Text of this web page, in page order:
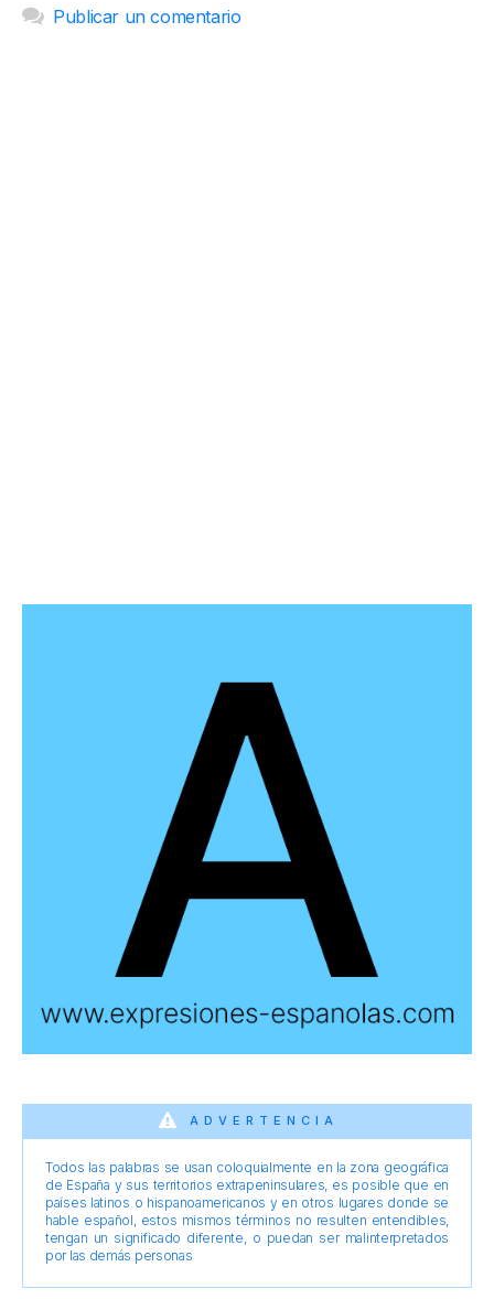
Publicar un comentario
ADVERTENCIA
Todos las palabras se usan coloquialmente en la zona geográfica
de España y sus territorios extrapeninsulares, es posible que en
países latinos o hispanoamericanos y en otros lugares donde se
hable español, estos mismos términos no resulten entendibles,
tengan un significado diferente, o puedan ser malinterpretados
por las demás personas